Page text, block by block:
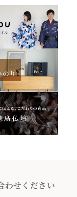
わせください